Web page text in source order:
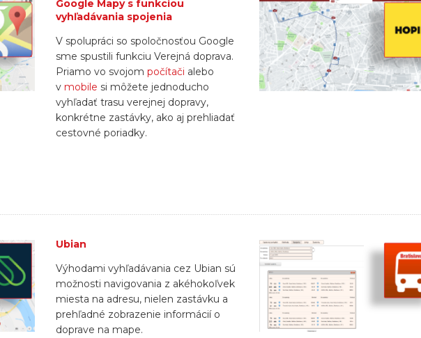
Google Mapy s funkciou
vyhľadávania spojenia
V spolupráci so spoločnosťou Google
sme spustili funkciu Verejná doprava.
Priamo vo svojom počítači alebo
v mobile si môžete jednoducho
vyhľadať trasu verejnej dopravy,
konkrétne zastávky, ako aj prehliadať
cestovné poriadky.
Ubian
Výhodami vyhľadávania cez Ubian sú
možnosti navigovania z akéhokoľvek
miesta na adresu, nielen zastávku a
prehľadné zobrazenie informácií o
doprave na mape.